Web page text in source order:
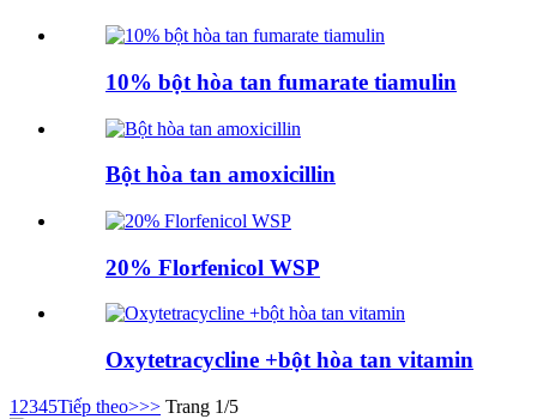
10% bột hòa tan fumarate tiamulin
Bột hòa tan amoxicillin
20% Florfenicol WSP
Oxytetracycline +bột hòa tan vitamin
1 2345Tiếp theo>>> Trang 1/5